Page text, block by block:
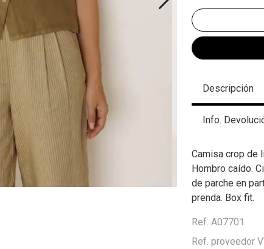
Descripción
Info.
Camisa crop de
Hombro caído.
de parche en
prenda. Box fit.
Ref. A07701
Ref. proveedor